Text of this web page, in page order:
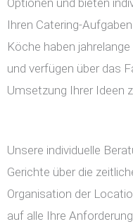
Optionen und bieten
Ihren Catering-
Köche haben
und verfügen über das
Umsetzung Ihrer Ideen
Unsere individuelle
Gerichte über die
Organisation der
auf alle Ihre